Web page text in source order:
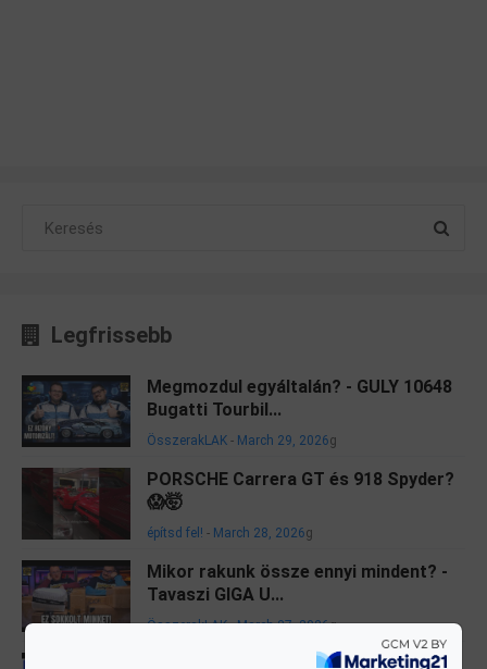
Legfrissebb
Megmozdul egyáltalán? - GULY 10648
Bugatti Tourbil...
ÖsszerakLAK - March 29, 2026g
PORSCHE Carrera GT és 918 Spyder?
😱🤯
építsd fel! - March 28, 2026g
Mikor rakunk össze ennyi mindent? -
Tavaszi GIGA U...
ÖsszerakLAK-March 27, 2026g
itt a frissített LEGO Helicarrier!